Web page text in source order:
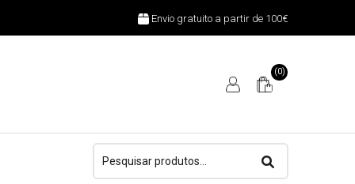
Envio gratuito a partir de 100€
(0)